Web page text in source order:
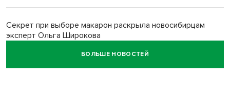
Секрет при выборе макарон раскрыла новосибирцам
эксперт Ольга Широкова
БОЛЬШЕ НОВОСТЕЙ